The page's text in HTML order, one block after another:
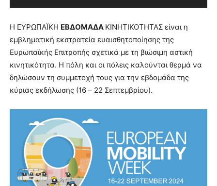
Η ΕΥΡΩΠΑΪΚΗ ΕΒΔΟΜΑΔΑ ΚΙΝΗΤΙΚΟΤΗΤΑΣ είναι η
εμβληματική εκστρατεία ευαισθητοποίησης της
Ευρωπαϊκής Επιτροπής σχετικά με τη βιώσιμη αστική
κινητικότητα. Η πόλη και οι πόλεις καλούνται θερμά να
δηλώσουν τη συμμετοχή τους για την εβδομάδα της
κύριας εκδήλωσης (16 – 22 Σεπτεμβρίου).